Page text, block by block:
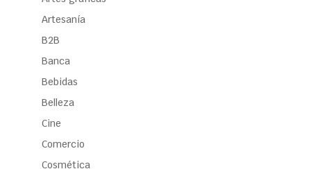
Artesanía
B2B
Banca
Bebidas
Belleza
Cine
Comercio
Cosmética